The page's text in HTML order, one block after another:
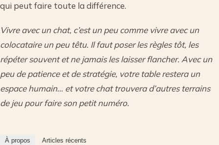
qui peut faire toute la différence.
Vivre avec un chat, c’est un peu comme vivre avec un
colocataire un peu têtu. Il faut poser les règles tôt, les
répéter souvent et ne jamais les laisser flancher. Avec un
peu de patience et de stratégie, votre table restera un
espace humain… et votre chat trouvera d’autres terrains
de jeu pour faire son petit numéro.
À propos Articles récents